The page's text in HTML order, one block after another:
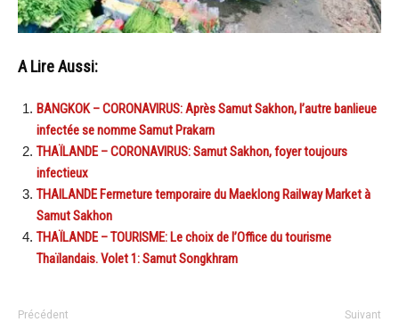
A Lire Aussi:
BANGKOK – CORONAVIRUS: Après Samut Sakhon, l’autre banlieue
infectée se nomme Samut Prakarn
THAÏLANDE – CORONAVIRUS: Samut Sakhon, foyer toujours
infectieux
THAILANDE Fermeture temporaire du Maeklong Railway Market à
Samut Sakhon
THAÏLANDE – TOURISME: Le choix de l’Office du tourisme
Thaïlandais. Volet 1: Samut Songkhram
Précédent Suivant